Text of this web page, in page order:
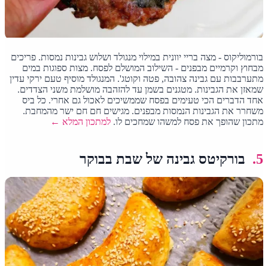
בורמוליקוס - מצה בריי יוונית במילוי מנגולד ושלוש גבינות נמסות. פריכים
מבחוץ וקרמיים מבפנים - השילוב המושלם לפסח. מצות ספוגות במים
מתערבבות עם גבינה צהובה, פטה וקוטג'. המנגולד מוסיף טעם ירקי עדין
שמאזן את הגבינות. מטגנים בשמן עד להזהבה מושלמת משני הצדדים.
אחד הדברים הכי טעימים בפסח שממשיכים לאכול גם אחרי. כל ביס
משחרר את הגבינות הנמסות מבפנים. מגישים חם חם ישר מהמחבת.
מתכון שהופך את פסח למשהו שמחכים לו.למתכון המלא ←
5. בורקיטס גבינה של שבת בבוקר